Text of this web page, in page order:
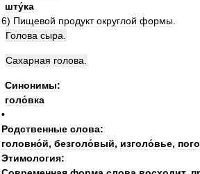
шту́ка
6) Пищевой продукт округлой формы
Голова сыра
Сахарная голова
Синонимы:
голо́вка
•
Родственные слова:
головно́й, безголо́вый, изголо́вье,
Этимология: